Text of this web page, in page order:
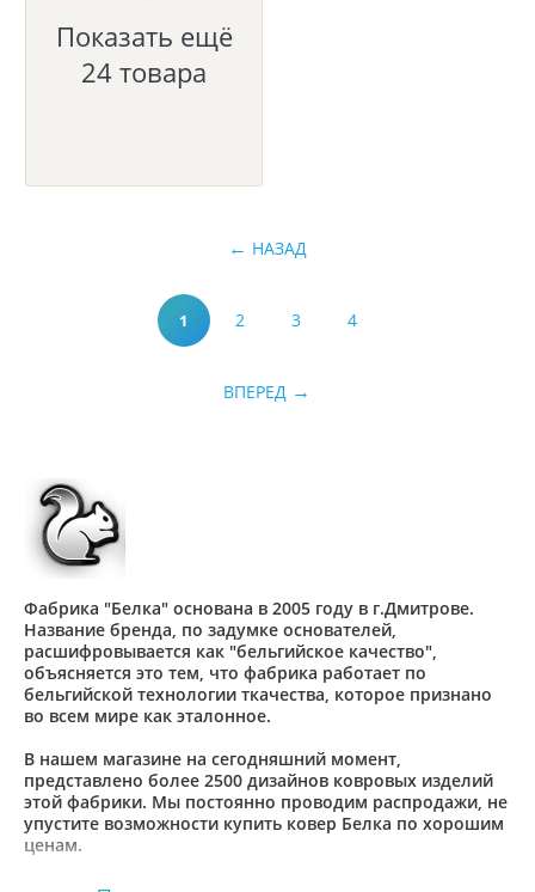
Показать ещё
24 товара
НАЗАД
1 2 3 4
ВПЕРЕД
Фабрика "Белка" основана в 2005 году в г.Дмитрове.
Название бренда, по задумке основателей,
расшифровывается как "бельгийское качество",
объясняется это тем, что фабрика работает по
бельгийской технологии ткачества, которое признано
во всем мире как эталонное.
В нашем магазине на сегодняшний момент,
представлено более 2500 дизайнов ковровых изделий
этой фабрики. Мы постоянно проводим распродажи, не
упустите возможности купить ковер Белка по хорошим
ценам.